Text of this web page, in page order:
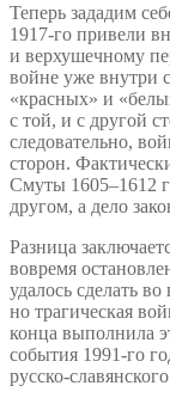
Теперь зададим
1917-го привели
и верхушечному
войне уже внутри
«красных» и
с той, и с другой
следовательно,
сторон.
Смуты 1605–1612
другом, а дело
Разница
вовремя
удалось сделать
но трагическая
конца выполнила
события 1991-го
русско-